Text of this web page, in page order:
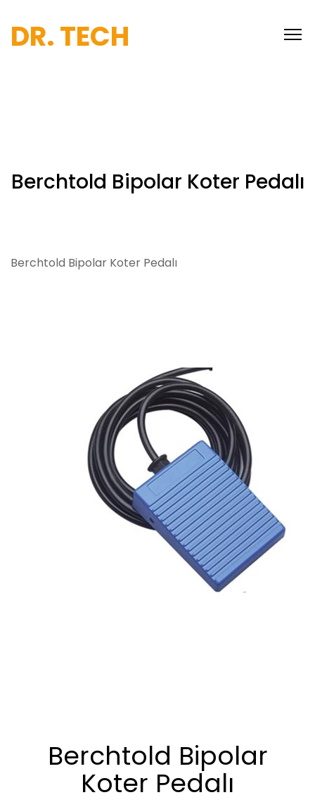
DR. TECH
Berchtold Bipolar Koter Pedalı
Berchtold Bipolar Koter Pedalı
Berchtold Bipolar
Koter Pedalı